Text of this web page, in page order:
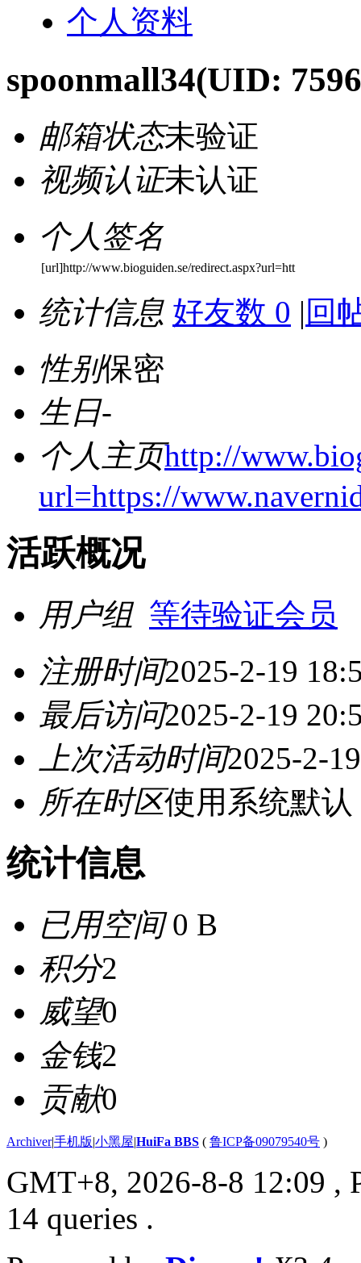
个人资料
spoonmall34(UID:
邮箱状态未验证
视频认证未认证
个人签名
[url]http://www.bioguiden.se/redirect.aspx?url=htt
统计信息 好友数 0 | 回
性别保密
生日-
个人主页http://
url=https://
活跃概况
用户组 等待验证会员
注册时间2025-2-19
最后访问2025-2-19
上次活动时间2025-2-
所在时区使用系统默认
统计信息
已用空间0 B
积分2
威望0
金钱2
贡献0
Archiver|手机版|小黑屋|HuiFa BBS ( 鲁ICP备09079540号 )
GMT+8, 2026-8-8 12:09 ,
14 queries .